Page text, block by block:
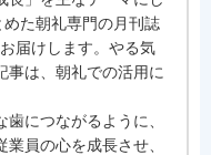
た朝礼専門の月刊誌
届けします。やる気
事は、朝礼での活用に
につながるように、
員の心を成長させ、